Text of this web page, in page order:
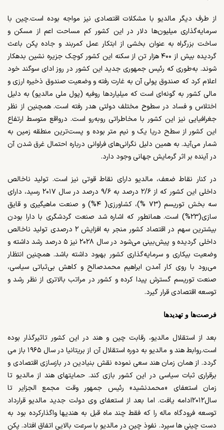
از طرف دیگر مالدیو با مشکلات اقتصادی نیز مواجه بوده است.چین با
سرمایه‌گذاری میلیون‌ها دلار در این کشور کم مساحت اعم از مسکن و
ساخت بزرگراه به عنوان بخشی از ابتکار عمل کمربند و جاده پکن باعث
گردیده بیش از ۴۰۰هزار تن از سکنه این کشور کوچک جزیره نشین بدهکار
شوند. به‌طوری ‌که رئیس جمهوری جدید این کشور در روز ادای سوگند خود
اعلام کرد که صندوق پولی آن به غارت رفته و وضعیت صندوق ذخیره ارزی و
مالی کشور به گونه‌ای است که میلیاردها روفیه (پول ملی مالدیو) به دلیل
اختلاس و فساد در سطوح مختلف دولتی هدر رفته است. همچنین از نظر
جغرافیایی نیز این کشور با مخاطراتی روبه‌رو است. درواقع متوسط ارتفاع
این کشور از سطح دریا یک و نیم متر بوده و پست‌ترین منطقه زمین به
شمار می‌آید. به همین دلیل نگرانی‌های فراوانی درباره احتمال غرق شدن آن
در آینده بر اثر گرمایش جهانی وجود دارد.
در کنار نقاط ضعف، مالدیو دارای نقاط قوتی نیز است. تولید ناخالص
داخلی این کشور که از ۲/۶ درصد به ۹/۶ درصد در سال ۲۰۱۷ رسید، دارای
سه بخش توریسم (۷۳ %)، کشاورزی( ۴%) و صنعت ماهیگیری و قایق
سازی(۲۳%) است.
همانطور که اشاره شد صنعت گردشگری با دارا بودن
بیشترین سهم در اقتصاد کشور منجر به افزایش ۲ درصدی تولید ناخالص
داخلی گردیده و پیش‌بینی می‌شود در سال ۲۰۲۸ نیز ۵ درصد رشد داشته و
وضعیت بیکاری و سرمایه‌گذاری کشور بهبود داشته باشد. همچنین انتظار
می‌رود با روی کار آمدن ابراهیم محمدصالح و کاهش بی‌ثباتی سیاسی،
صنعت توریسم گسترش پیدا کرده و کشور در مراتب بالاتری از نظر رشد و
توسعه اقتصادی قرار گیرد.
فرصت‌ها و تهدیدها
بعد از استقلال مالدیو، رقابت چین و هند در این کشور تاثیرگذار بوده
است.روابط هند و مالدیو به دوره استقلال آن از بریتانیا در سال ۱۹۶۵باز می
گردد. از همان زمان هند سعی نموده نقش بنیادین در بازسازی اقتصادی و
برقراری ثبات سیاسی در این کشور بازی کند. حمایتهای هند از مالدیو تا
زمان استعفای «محمدنشید» رئیس جمهور وقت مجمع الجزایر تا
سال۲۰۱۲ادامه یافت. اما بعد از استعفای وی دولت جدید مالدیو قرارداد
توسعه فرودگاه ماله را که فقط چند ماه قبل به هندیها واگذارکرده بود به
دست چینی ها سپرد. نفوذ چین در مالدیو با سرعت بالایی اتفاق افتاد. پکن